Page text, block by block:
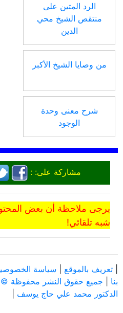
الرد المتين على
منتقص الشيخ محي
الدين
من وصايا الشيخ الأكبر
شرح معنى وحدة
الوجود
مشاركة على: :
يرجى ملاحظة أن بعض
شبه تلقائي!
تعريف بالموقع سياسة
بنا
جميع حقوق النشر محفوظة © 1999-2024
الدكتور محمد علي حاج يوسف